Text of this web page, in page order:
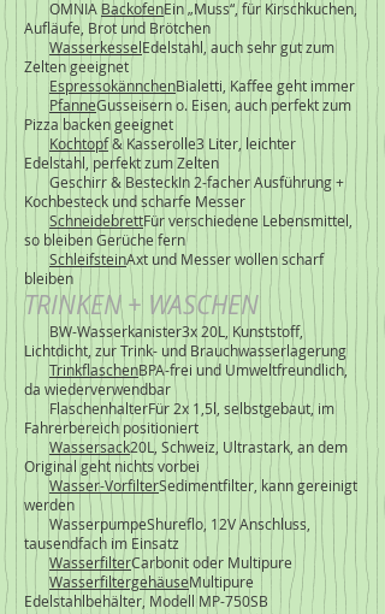
OMNIA BackofenEin „Muss“, für Kirschkuchen,
Aufläufe, Brot und Brötchen
WasserkesselEdelstahl, auch sehr gut zum
Zelten geeignet
EspressokännchenBialetti, Kaffee geht immer
PfanneGusseisern o. Eisen, auch perfekt zum
Pizza backen geeignet
Kochtopf& Kasserolle3 Liter, leichter
Edelstahl, perfekt zum Zelten
Geschirr & BesteckIn 2-facher Ausführung +
Kochbesteck und scharfe Messer
SchneidebrettFür verschiedene Lebensmittel,
so bleiben Gerüche fern
SchleifsteinAxt und Messer wollen scharf
bleiben
TRINKEN + WASCHEN
BW-Wasserkanister3x 20L, Kunststoff,
Lichtdicht, zur Trink- und Brauchwasserlagerung
TrinkflaschenBPA-frei und Umweltfreundlich,
da wiederverwendbar
FlaschenhalterFür 2x 1,5l, selbstgebaut, im
Fahrerbereich positioniert
Wassersack20L, Schweiz, Ultrastark, an dem
Original geht nichts vorbei
Wasser-VorfilterSedimentfilter, kann gereinigt
werden
WasserpumpeShureflo, 12V Anschluss,
tausendfach im Einsatz
WasserfilterCarbonit oder Multipure
WasserfiltergehäuseMultipure
Edelstahlbehälter, Modell MP-750SB